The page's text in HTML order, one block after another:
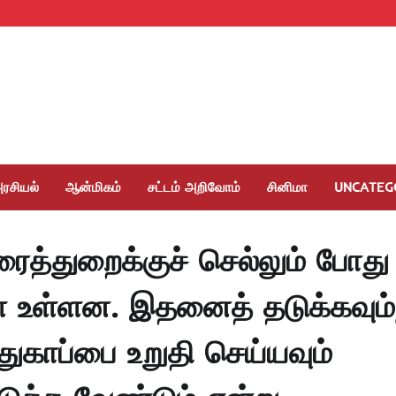
ஆன்மிகம் சட்டம் அறிவோம் சினிமா
செல்லும் போது
இதனைத்
உறுதி செய்யவும்